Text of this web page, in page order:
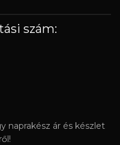
szám:
naprakész ár és készlet